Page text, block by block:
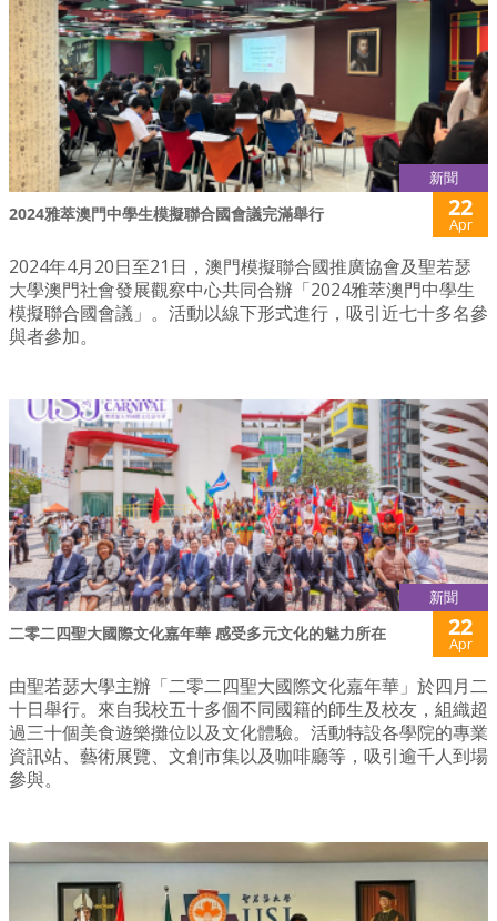
新聞
2024雅萃澳門中學生模擬聯合國會議完滿舉行 22
Apr
2024年4月20日至21日，澳門模擬聯合國推廣協會及聖若瑟
大學澳門社會發展觀察中心共同合辦「2024雅萃澳門中學生
模擬聯合國會議」。活動以線下形式進行，吸引近七十多名參
與者參加。
新聞
二零二四聖大國際文化嘉年華 感受多元文化的魅力所在 22
Apr
由聖若瑟大學主辦「二零二四聖大國際文化嘉年華」於四月二
十日舉行。來自我校五十多個不同國籍的師生及校友，組織超
過三十個美食遊樂攤位以及文化體驗。活動特設各學院的專業
資訊站、藝術展覽、文創市集以及咖啡廳等，吸引逾千人到場
參與。